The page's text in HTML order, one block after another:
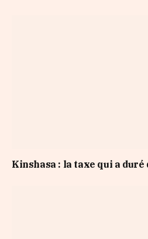
Kinshasa : la taxe qui a duré